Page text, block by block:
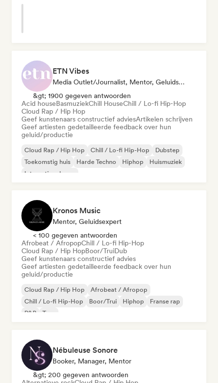
ETN Vibes
Media Outlet/Journalist, Mentor, Geluidsexpert
&gt; 1900 gegeven antwoorden
Acid houseBasmuziekChill HouseChill / Lo-fi Hip-Hop
Cloud Rap / Hip Hop
Geef kunstenaars constructief adviesArtikelen schrijven
Geef artiesten gedetailleerde feedback over hun
geluid/productie
Cloud Rap / Hip Hop Chill / Lo-fi Hip-Hop
Dubstep
Toekomstig huis
Harde Techno Hiphop
Huismuziek
Internationale rap
Kronos Music
Mentor, Geluidsexpert
< 100 gegeven antwoorden
Afrobeat / AfropopChill / Lo-fi Hip-Hop
Cloud Rap / Hip HopBoor/TruiDub
Geef kunstenaars constructief advies
Geef artiesten gedetailleerde feedback over hun
geluid/productie
Cloud Rap / Hip Hop
Afrobeat / Afropop
Chill / Lo-fi Hip-Hop
Boor/Trui Hiphop
Franse rap
R&B
Trap
Nébuleuse Sonore
Booker, Manager, Mentor
&gt; 200 gegeven antwoorden